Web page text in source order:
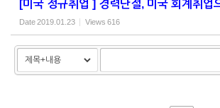
[미국 정규취업 ] 경력단절, 미국 회계취업
Date2019.01.23 Views 616